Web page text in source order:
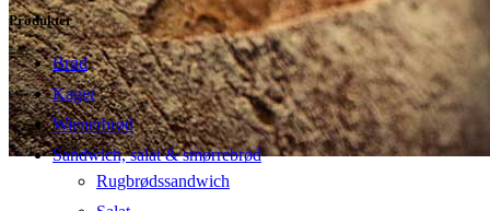
Produkter
Brød
Kager
Wienerbrød
Sandwich, salat & smørrebrød
Rugbrødssandwich